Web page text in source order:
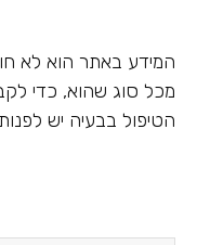
המידע באתר הוא לא
מכל סוג שהוא, כדי
הטיפול בבעיה יש